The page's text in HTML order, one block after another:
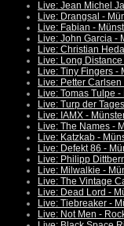
Live: Jean Michel
Live: Drangsal -
Live: Fabian -
Live: John Garcia -
Live: Christian
Live: Long
Live: Tiny Fingers -
Live: Petter
Live: Tomas Tulpe
Live: Turp der
Live: IAMX -
Live: The Names -
Live: Katzkab -
Live: Defekt 86 -
Live: Philipp
Live: Milwalkie -
Live: The Vintage
Live: Dead Lord -
Live: Tiebreaker -
Live: Not Men -